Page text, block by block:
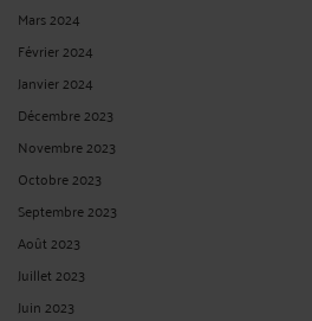
Mars 2024
Février 2024
Janvier 2024
Décembre 2023
Novembre 2023
Octobre 2023
Septembre 2023
Août 2023
Juillet 2023
Juin 2023